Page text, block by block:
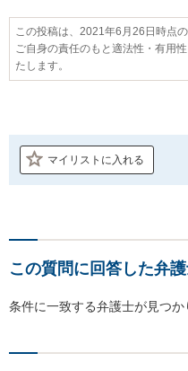
この投稿は、2021年6月26日時点の
ご自身の責任のもと適法性・有用
たします。
マイリストに入れる
この質問に回答した弁
条件に一致する弁護士が見つか